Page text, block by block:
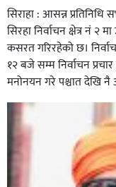
सिराहा : आसन्न
सिरहा निर्वाचन क्षेत्र नं
कसरत गरिरहेको छ।
१२ बजे सम्म निर्वाचन
मनोनयन गरे पश्चात देखि